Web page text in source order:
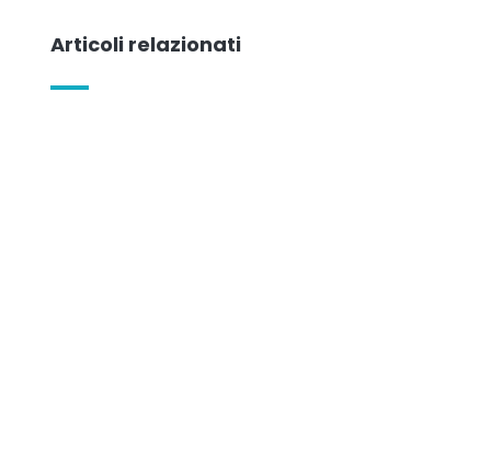
Articoli relazionati